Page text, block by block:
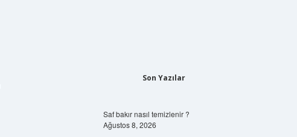
Son Yazılar
Saf bakır nasıl temizlenir ?
Ağustos 8, 2026